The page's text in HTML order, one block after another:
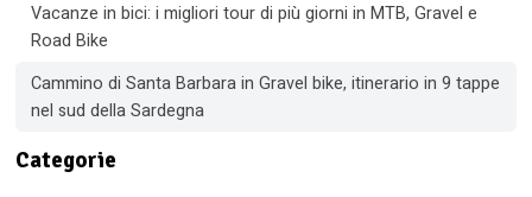
Vacanze in bici: i migliori tour di più giorni in MTB, Gravel e
Road Bike
Cammino di Santa Barbara in Gravel bike, itinerario in 9 tappe
nel sud della Sardegna
Categorie